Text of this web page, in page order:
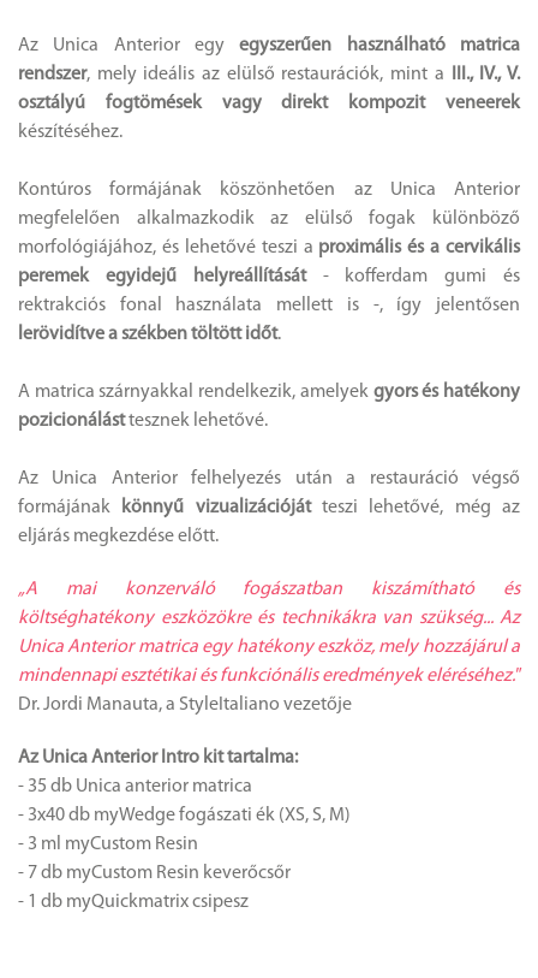
Az Unica Anterior egyegyszerűen használható matrica
rendszer, mely ideális az elülső restaurációk, mint a
III., IV., V.
osztályú fogtömések vagy direkt kompozit veneerek
készítéséhez.
Kontúros formájának köszönhetően az Unica Anterior
megfelelően alkalmazkodik az elülső fogak különböző
morfológiájához, és lehetővé teszi a proximális és a cervikális
peremek egyidejű helyreállítását- kofferdam gumi és
rektrakciós fonal használata mellett is -, így jelentősen
lerövidítve a székben töltött időt.
A matrica szárnyakkal rendelkezik, amelyek gyors és hatékony
pozicionálásttesznek lehetővé.
Az Unica Anterior felhelyezés után a restauráció végső
formájának
könnyű vizualizációjátteszi lehetővé, még az
eljárás megkezdése előtt.
„A mai konzerváló fogászatban kiszámítható és
költséghatékony eszközökre és technikákra van szükség... Az
Unica Anterior matrica egy hatékony eszköz, mely hozzájárul a
mindennapi esztétikai és funkciónális eredmények eléréséhez."
Dr. Jordi Manauta, a StyleItaliano vezetője
Az Unica Anterior Intro kit tartalma:
- 35 db Unica anterior matrica
- 3x40 db myWedge fogászati ék (XS, S, M)
- 3 ml myCustom Resin
- 7 db myCustom Resin keverőcsőr
- 1 db myQuickmatrix csipesz